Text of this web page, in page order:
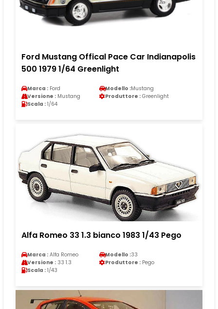
Ford Mustang Offical Pace Car Indianapolis
500 1979 1/64 Greenlight
Marca : Ford Modello :Mustang
Versione : Mustang Produttore : Greenlight
Scala : 1/64
Alfa Romeo 33 1.3 bianco 1983 1/43 Pego
Marca : Alfa Romeo Modello :33
Versione : 33 1.3 Produttore : Pego
Scala : 1/43